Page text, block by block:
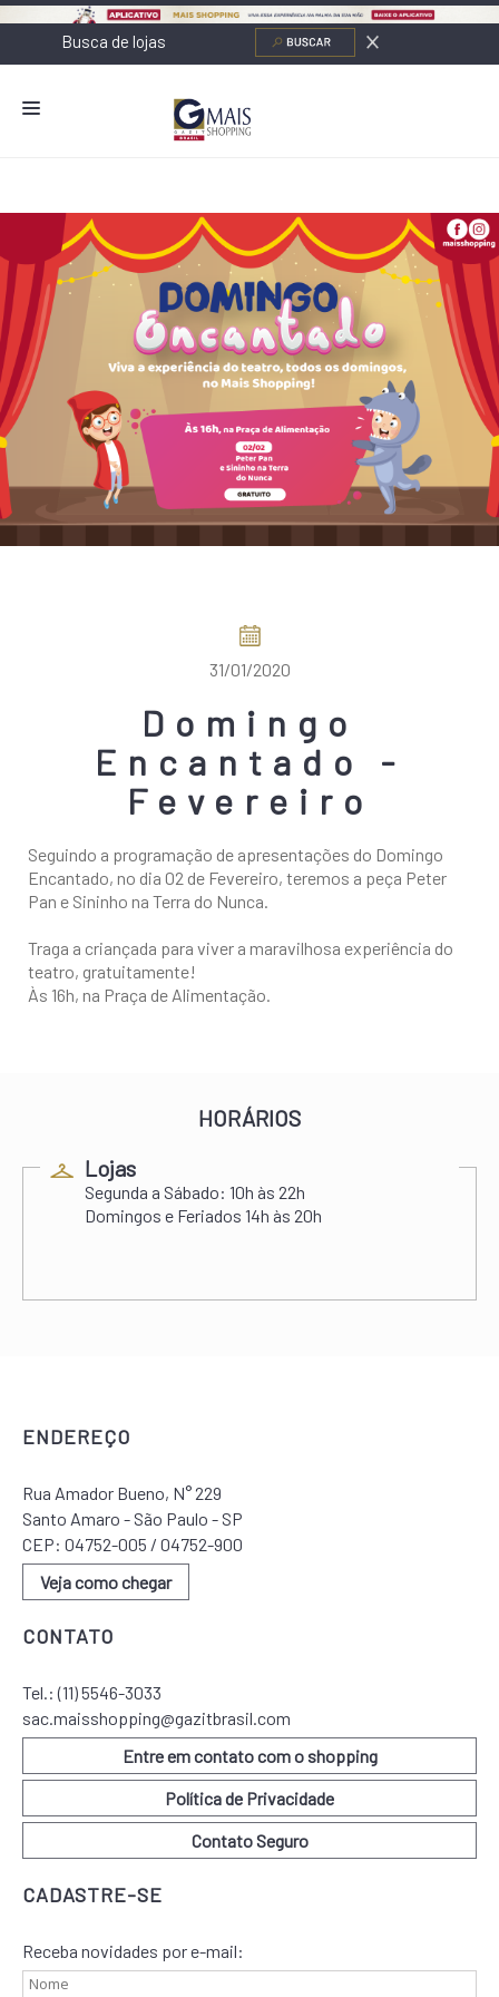
LOJAS
ALIMENTAÇÃO
CONTATO
NOVOS NEGÓCIOS
O SHOPPING
SERVIÇOS
SHOPPINGS DA GAZIT
31/01/2020
Domingo
Encantado -
Fevereiro
Seguindo a programação de apresentações do Domingo
Encantado, no dia 02 de Fevereiro, teremos a peça Peter
Pan e Sininho na Terra do Nunca.
Traga a criançada para viver a maravilhosa experiência do
teatro, gratuitamente!
Às 16h, na Praça de Alimentação.
HORÁRIOS
Lojas
Segunda a Sábado: 10h às 22h
Domingos e Feriados 14h às 20h
ENDEREÇO
Rua Amador Bueno, N° 229
Santo Amaro - São Paulo - SP
CEP: 04752-005 / 04752-900
Veja como chegar
CONTATO
Tel.:(11) 5546-3033
sac.maisshopping@gazitbrasil.com
Entre em contato com o shopping
Política de Privacidade
Contato Seguro
CADASTRE-SE
Receba novidades por e-mail: